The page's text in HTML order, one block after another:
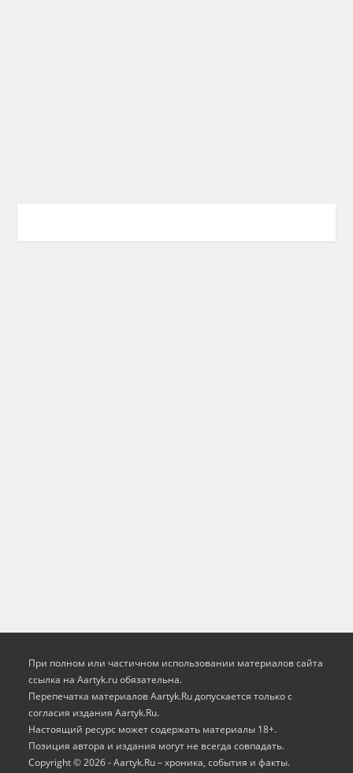
При полном или частичном использовании материалов сайта
ссылка на Aartyk.ru oбязательна.
Перепечатка материалов Aartyk.Ru допускается только с
согласия издания Aartyk.Ru.
Настоящий ресурс может содержать материалы 18+.
Позиция автора и издания могут не всегда совпадать.
Copyright © 2026 - Aartyk.Ru – хроника, события и факты.